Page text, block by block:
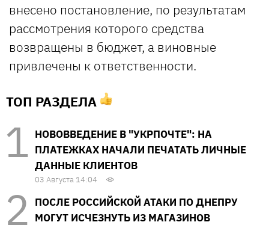
внесено постановление, по результатам
рассмотрения которого средства
возвращены в бюджет, а виновные
привлечены к ответственности.
ТОП РАЗДЕЛА
НОВОВВЕДЕНИЕ В "УКРПОЧТЕ": НА
ПЛАТЕЖКАХ НАЧАЛИ ПЕЧАТАТЬ ЛИЧНЫЕ
ДАННЫЕ КЛИЕНТОВ
03 Августа 14:04
ПОСЛЕ РОССИЙСКОЙ АТАКИ ПО ДНЕПРУ
МОГУТ ИСЧЕЗНУТЬ ИЗ МАГАЗИНОВ